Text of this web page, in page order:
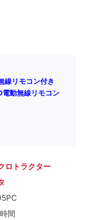
線リモコン付き
電動無線リモコン
ロトラクター
間